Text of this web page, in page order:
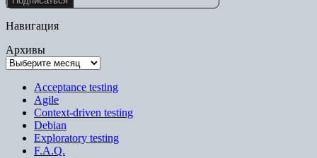
Навигация
Архивы
Acceptance testing
Agile
Context-driven testing
Debian
Exploratory testing
F.A.Q.